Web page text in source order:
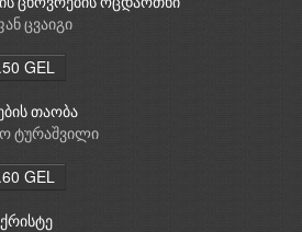
ცხოვრების ოცდაოთხი
ცვაიგი
GEL
თაობა
ტურაშვილი
GEL